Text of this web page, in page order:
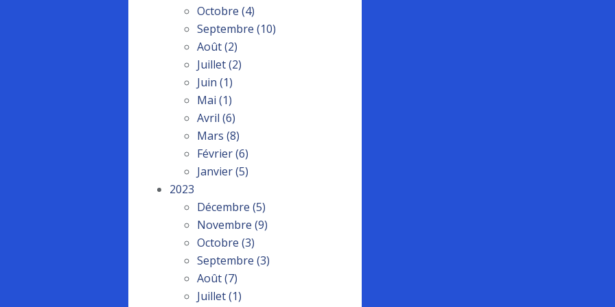
Octobre (4)
Septembre (10)
Août(2)
Juillet(2)
Juin (1)
Mai (1)
Avril (6)
Mars (8)
Février(6)
Janvier(5)
2023
Décembre (5)
Novembre (9)
Octobre (3)
Septembre (3)
Août(7)
Juillet(1)